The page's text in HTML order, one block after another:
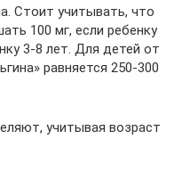
Стоит учитывать, что
100 мг, если ребенку
3-8 лет. Для детей от
равняется 250-300
учитывая возраст